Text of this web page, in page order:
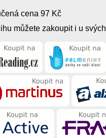
cena 97 Kč
můžete zakoupit i u